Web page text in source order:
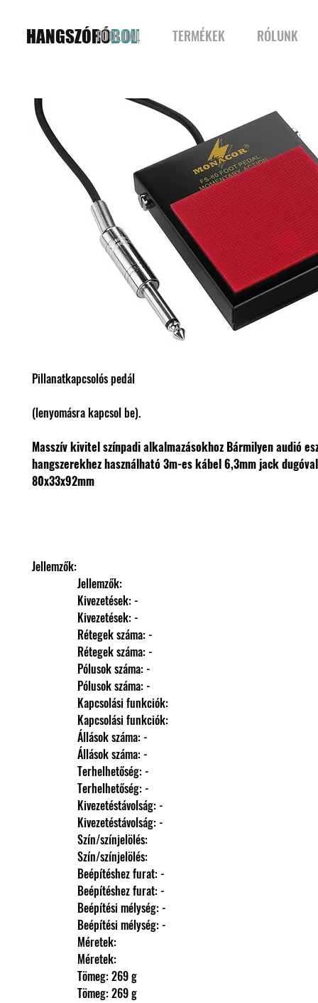
HANGSZÓRÓBOLT
FŐOLDAL TERMÉKEK RÓLUNK
Pillanatkapcsolós pedál
(lenyomásra kapcsol be).
Masszív kivitel színpadi alkalmazásokhoz Bármilyen audió
hangszerekhez használható3m-es kábel 6,3mm jack
80x33x92mm
Jellemzők:
                Jellemzők:
                Kivezetések: -
                Kivezetések: -
                Rétegek száma: -
                Rétegek száma: -
                Pólusok száma: -
                Pólusok száma: -
                Kapcsolási funkciók:
                Kapcsolási funkciók:
                Állások száma: -
                Állások száma: -
                Terhelhetőség: -
                Terhelhetőség: -
                Kivezetéstávolság: -
                Kivezetéstávolság: -
                Szín/színjelölés:
                Szín/színjelölés:
                Beépítéshez furat: -
                Beépítéshez furat: -
                Beépítési mélység: -
                Beépítési mélység: -
                Méretek:
                Méretek:
                Tömeg: 269 g
                Tömeg: 269 g